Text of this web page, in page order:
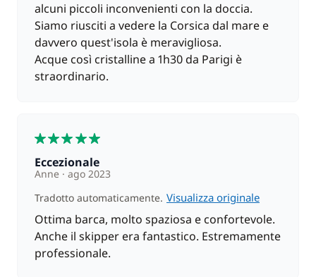
alcuni piccoli inconvenienti con la doccia.
Siamo riusciti a vedere la Corsica dal mare e
davvero quest'isola è meravigliosa.
Acque così cristalline a 1h30 da Parigi è
straordinario.
Eccezionale
Anne
ago 2023
Tradotto automaticamente. Visualizza originale
Ottima barca, molto spaziosa e confortevole.
Anche il skipper era fantastico. Estremamente
professionale.